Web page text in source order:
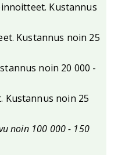
Kustannus
Kustannus noin 25
noin 20 000 -
Kustannus noin 25
noin 100 000 - 150